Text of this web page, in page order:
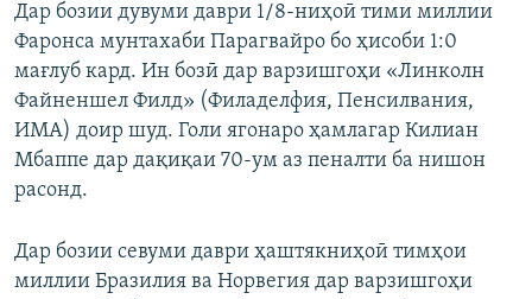
Дар бозии дувуми даври 1/8-ниҳоӣ тими миллии
Фаронса мунтахаби Парагвайро бо ҳисоби 1:0
мағлуб кард. Ин бозӣ дар варзишгоҳи «Линколн
Файненшел Филд» (Филаделфия, Пенсилвания,
ИМА) доир шуд. Голи ягонаро ҳамлагар Килиан
Мбаппе дар дақиқаи 70-ум аз пеналти ба нишон
расонд.
Дар бозии севуми даври ҳаштякниҳоӣ тимҳои
миллии Бразилия ва Норвегия дар варзишгоҳи